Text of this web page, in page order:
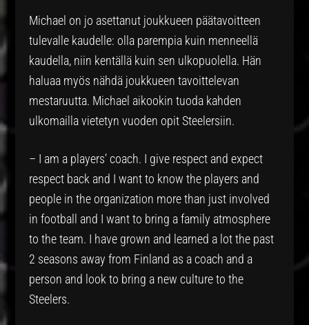
Michael on jo asettanut joukkueen päätavoitteen
tulevalle kaudelle: olla parempia kuin menneellä
kaudella, niin kentällä kuin sen ulkopuolella. Hän
haluaa myös nähdä joukkueen tavoittelevan
mestaruutta. Michael aikookin tuoda kahden
ulkomailla vietetyn vuoden opit Steelersiin.
– I am a players’ coach. I give respect and expect
respect back and I want to know the players and
people in the organization more than just involved
in football and I want to bring a family atmosphere
to the team. I have grown and learned a lot the past
2 seasons away from Finland as a coach and a
person and look to bring a new culture to the
Steelers.